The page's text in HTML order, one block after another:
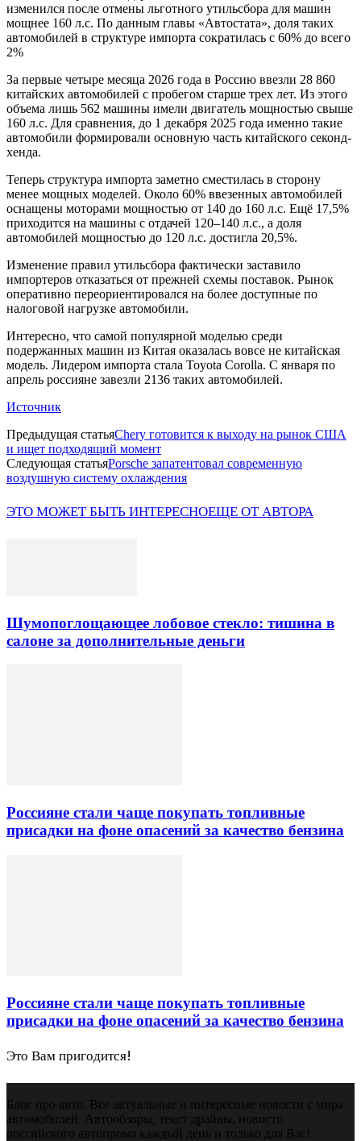
изменился после отмены льготного утильсбора для машин
мощнее 160 л.с. По данным главы «Автостата», доля таких
автомобилей в структуре импорта сократилась с 60% до всего
2%
За первые четыре месяца 2026 года в Россию ввезли 28 860
китайских автомобилей с пробегом старше трех лет. Из этого
объема лишь 562 машины имели двигатель мощностью свыше
160 л.с. Для сравнения, до 1 декабря 2025 года именно такие
автомобили формировали основную часть китайского секонд-
хенда.
Теперь структура импорта заметно сместилась в сторону
менее мощных моделей. Около 60% ввезенных автомобилей
оснащены моторами мощностью от 140 до 160 л.с. Ещё 17,5%
приходится на машины с отдачей 120–140 л.с., а доля
автомобилей мощностью до 120 л.с. достигла 20,5%.
Изменение правил утильсбора фактически заставило
импортеров отказаться от прежней схемы поставок. Рынок
оперативно переориентировался на более доступные по
налоговой нагрузке автомобили.
Интересно, что самой популярной моделью среди
подержанных машин из Китая оказалась вовсе не китайская
модель. Лидером импорта стала Toyota Corolla. С января по
апрель россияне завезли 2136 таких автомобилей.
Источник
Предыдущая статьяChery готовится к выходу на рынок США
и ищет подходящий момент
Следующая статьяPorsche запатентовал современную
воздушную систему охлаждения
ЭТО МОЖЕТ БЫТЬ ИНТЕРЕСНОЕЩЕ ОТ АВТОРА
Шумопоглощающее лобовое стекло: тишина в
салоне за дополнительные деньги
Россияне стали чаще покупать топливные
присадки на фоне опасений за качество бензина
Россияне стали чаще покупать топливные
присадки на фоне опасений за качество бензина
Это Вам пригодится!
Блог про авто. Все актуальные и интересные новости с мира
автомобилей. Автообзоры, текст драйвы, новости
российского автопрома каждый день и только для Вас!